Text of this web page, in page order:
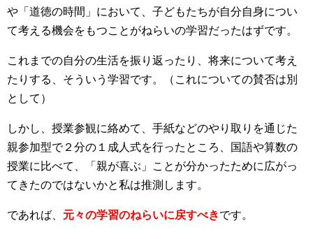
や「道徳の時間」において、子どもたちが自分自身につい
て考える機会をもつことがねらいの学習だったはずです。
これまでの自分の生活を振り返ったり、将来について考え
たりする、そういう学習です。（これについての賛否は別
として）
しかし、授業参観に絡めて、手紙などのやり取りを通じた
親参加型で２分の１成人式を行ったところ、国語や算数の
授業に比べて、「親が喜ぶ」ことが分かったために広がっ
てきたのではないかと私は推測します。
であれば、 元々の学習のねらいに戻すべきです。